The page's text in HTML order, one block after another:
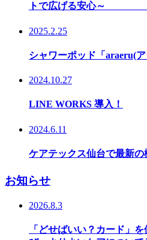
トで広げる安心
2025.2.25
シャワーポッド「araeru(ア
2024.10.27
LINE WORKS 導入！
2024.6.11
ケアテックス仙台で最新の
お知らせ
2026.8.3
「どせばいい？カード」